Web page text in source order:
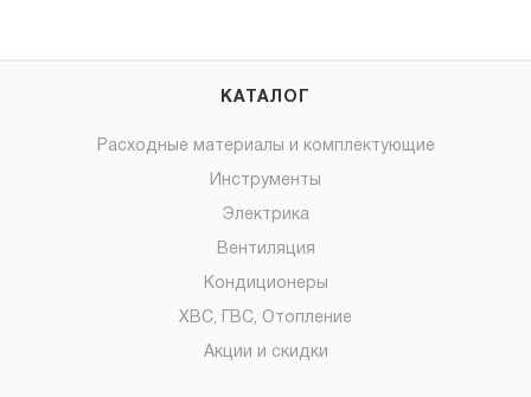
КАТАЛОГ
Расходные материалы и комплектующие
Инструменты
Электрика
Вентиляция
Кондиционеры
ХВС, ГВС, Отопление
Акции и скидки